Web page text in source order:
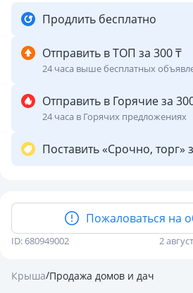
Продлить бесплатно
Отправить в ТОП за 300 ₸
24 часа выше бесплатных
Отправить в Горячие за
24 часа в Горячих предложениях
Поставить «Срочно, торг»
Пожаловаться на
ID: 680949002 2
Крыша/Продажа домов и дач